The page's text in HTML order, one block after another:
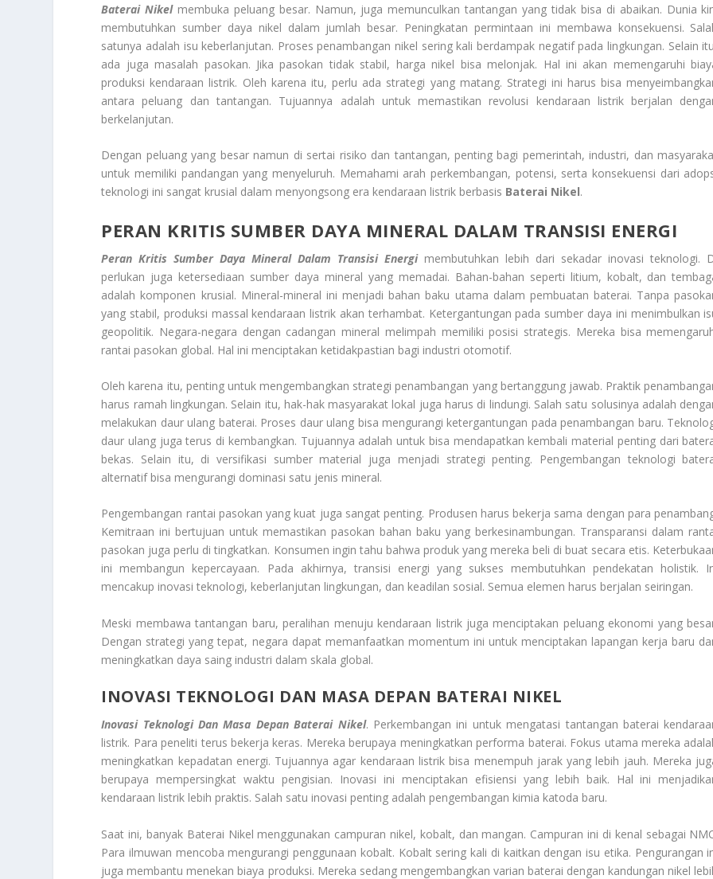
Baterai Nikelmembuka peluang besar. Namun, juga memunculkan tantangan yang tidak bisa di abaikan. Dunia
membutuhkan sumber daya nikel dalam jumlah besar. Peningkatan permintaan ini membawa konsekuensi.
satunya adalah isu keberlanjutan. Proses penambangan nikel sering kali berdampak negatif pada lingkungan. Selain
ada juga masalah pasokan. Jika pasokan tidak stabil, harga nikel bisa melonjak. Hal ini akan memengaruhi
produksi kendaraan listrik. Oleh karena itu, perlu ada strategi yang matang. Strategi ini harus bisa
antara peluang dan tantangan. Tujuannya adalah untuk memastikan revolusi kendaraan listrik berjalan
berkelanjutan.
Dengan peluang yang besar namun di sertai risiko dan tantangan, penting bagi pemerintah, industri, dan
untuk memiliki pandangan yang menyeluruh. Memahami arah perkembangan, potensi, serta konsekuensi dari
teknologi ini sangat krusial dalam menyongsong era kendaraan listrik berbasis Baterai Nikel.
PERAN KRITIS SUMBER DAYA MINERAL DALAM TRANSISI ENERGI
Peran Kritis Sumber Daya Mineral Dalam Transisi Energi membutuhkan lebih dari sekadar inovasi teknologi.
perlukan juga ketersediaan sumber daya mineral yang memadai. Bahan-bahan seperti litium, kobalt, dan
adalah komponen krusial. Mineral-mineral ini menjadi bahan baku utama dalam pembuatan baterai. Tanpa
yang stabil, produksi massal kendaraan listrik akan terhambat. Ketergantungan pada sumber daya ini menimbulkan
geopolitik. Negara-negara dengan cadangan mineral melimpah memiliki posisi strategis. Mereka bisa
rantai pasokan global. Hal ini menciptakan ketidakpastian bagi industri otomotif.
Oleh karena itu, penting untuk mengembangkan strategi penambangan yang bertanggung jawab. Praktik
harus ramah lingkungan. Selain itu, hak-hak masyarakat lokal juga harus di lindungi. Salah satu solusinya adalah
melakukan daur ulang baterai. Proses daur ulang bisa mengurangi ketergantungan pada penambangan baru.
daur ulang juga terus di kembangkan. Tujuannya adalah untuk bisa mendapatkan kembali material penting dari
bekas. Selain itu, di versifikasi sumber material juga menjadi strategi penting. Pengembangan teknologi
alternatif bisa mengurangi dominasi satu jenis mineral.
Pengembangan rantai pasokan yang kuat juga sangat penting. Produsen harus bekerja sama dengan para
Kemitraan ini bertujuan untuk memastikan pasokan bahan baku yang berkesinambungan. Transparansi dalam
pasokan juga perlu di tingkatkan. Konsumen ingin tahu bahwa produk yang mereka beli di buat secara etis.
ini membangun kepercayaan. Pada akhirnya, transisi energi yang sukses membutuhkan pendekatan holistik.
mencakup inovasi teknologi, keberlanjutan lingkungan, dan keadilan sosial. Semua elemen harus berjalan seiringan.
Meski membawa tantangan baru, peralihan menuju kendaraan listrik juga menciptakan peluang ekonomi yang
Dengan strategi yang tepat, negara dapat memanfaatkan momentum ini untuk menciptakan lapangan kerja baru
meningkatkan daya saing industri dalam skala global.
INOVASI TEKNOLOGI DAN MASA DEPAN BATERAI NIKEL
Inovasi Teknologi Dan Masa Depan Baterai Nikel. Perkembangan ini untuk mengatasi tantangan baterai
listrik. Para peneliti terus bekerja keras. Mereka berupaya meningkatkan performa baterai. Fokus utama mereka
meningkatkan kepadatan energi. Tujuannya agar kendaraan listrik bisa menempuh jarak yang lebih jauh. Mereka
berupaya mempersingkat waktu pengisian. Inovasi ini menciptakan efisiensi yang lebih baik. Hal ini
kendaraan listrik lebih praktis. Salah satu inovasi penting adalah pengembangan kimia katoda baru.
Saat ini, banyak Baterai Nikel menggunakan campuran nikel, kobalt, dan mangan. Campuran ini di kenal sebagai
Para ilmuwan mencoba mengurangi penggunaan kobalt. Kobalt sering kali di kaitkan dengan isu etika. Pengurangan
juga membantu menekan biaya produksi. Mereka sedang mengembangkan varian baterai dengan kandungan nikel